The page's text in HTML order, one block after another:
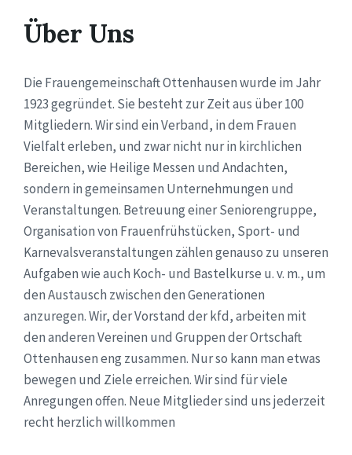
Über Uns
Die Frauengemeinschaft Ottenhausen wurde im Jahr
1923 gegründet. Sie besteht zur Zeit aus über 100
Mitgliedern. Wir sind ein Verband, in dem Frauen
Vielfalt erleben, und zwar nicht nur in kirchlichen
Bereichen, wie Heilige Messen und Andachten,
sondern in gemeinsamen Unternehmungen und
Veranstaltungen. Betreuung einer Seniorengruppe,
Organisation von Frauenfrühstücken, Sport- und
Karnevalsveranstaltungen zählen genauso zu unseren
Aufgaben wie auch Koch- und Bastelkurse u. v. m., um
den Austausch zwischen den Generationen
anzuregen. Wir, der Vorstand der kfd, arbeiten mit
den anderen Vereinen und Gruppen der Ortschaft
Ottenhausen eng zusammen. Nur so kann man etwas
bewegen und Ziele erreichen. Wir sind für viele
Anregungen offen. Neue Mitglieder sind uns jederzeit
recht herzlich willkommen